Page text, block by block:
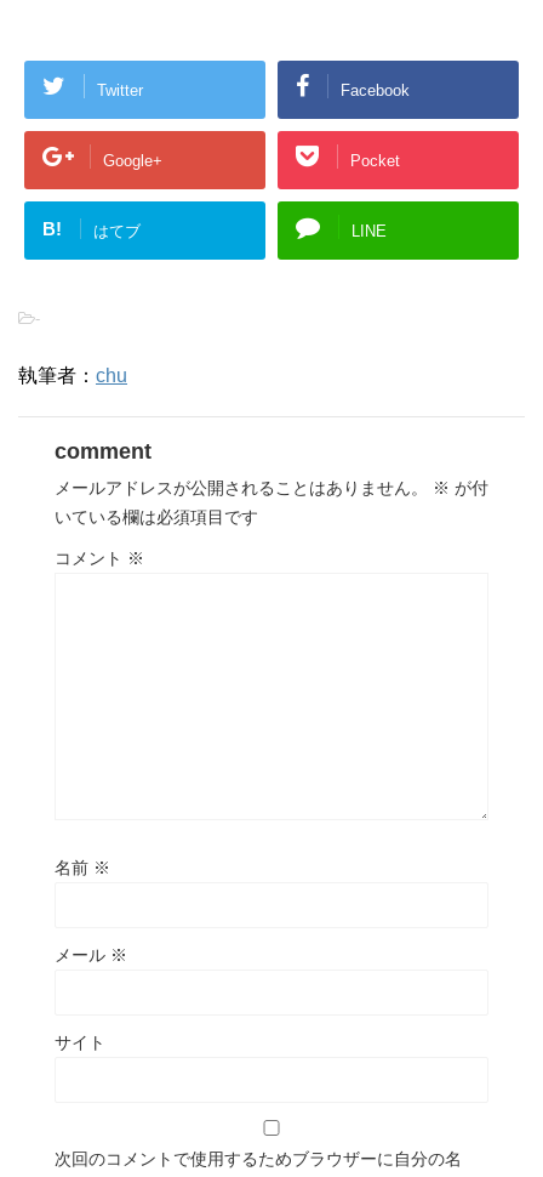
Twitter Facebook
Google+ Pocket
B! はてブ LINE
-
執筆者： chu
comment
メールアドレスが公開されることはありません。 ※ が付
いている欄は必須項目です
コメント ※
名前 ※
メール ※
サイト
次回のコメントで使用するためブラウザーに自分の名